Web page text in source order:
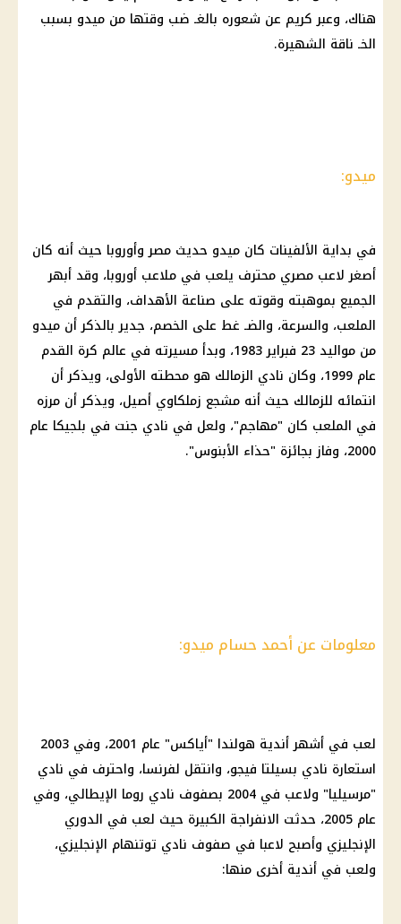
هناك، وعبر كريم عن شعوره بالغـ ضب وقتها من ميدو بسبب
الخـ ناقة الشهيرة.
ميدو:
في بداية الألفينات كان ميدو حديث مصر وأوروبا حيث أنه كان
أصغر لاعب مصري محترف يلعب في ملاعب أوروبا، وقد أبهر
الجميع بموهبته وقوته على صناعة الأهداف، والتقدم في
الملعب، والسرعة، والضـ غط على الخصم، جدير بالذكر أن ميدو
من مواليد 23 فبراير 1983، وبدأ مسيرته في عالم كرة القدم
عام 1999، وكان نادي الزمالك هو محطته الأولى، ويذكر أن
انتمائه للزمالك حيث أنه مشجع زملكاوي أصيل، ويذكر أن مرزه
في الملعب كان "مهاجم"، ولعل في نادي جنت في بلجيكا عام
2000، وفاز بجائزة "حذاء الأبنوس".
معلومات عن أحمد حسام ميدو:
لعب في أشهر أندية هولندا "أياكس" عام 2001، وفي 2003
استعارة نادي بسيلتا فيجو، وانتقل لفرنسا، واحترف في نادي
"مرسيليا" ولاعب في 2004 بصفوف نادي روما الإيطالي، وفي
عام 2005، حدثت الانفراجة الكبيرة حيث لعب في الدوري
الإنجليزي وأصبح لاعبا في صفوف نادي توتنهام الإنجليزي،
ولعب في أندية أخرى منها: